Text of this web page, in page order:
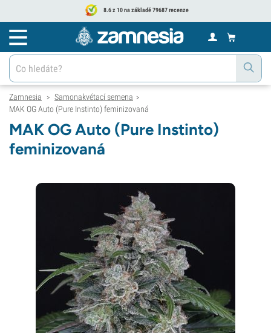
8.6 z 10 na základě 79687 recenze
Zamnesia > Samonakvétací semena >
MAK OG Auto (Pure Instinto) feminizovaná
MAK OG Auto (Pure Instinto)
feminizovaná